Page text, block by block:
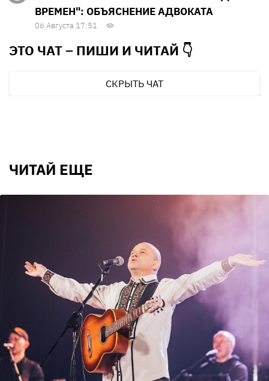
ВРЕМЕН": ОБЪЯСНЕНИЕ АДВОКАТА
06 Августа 17:51
ЭТО ЧАТ – ПИШИ И ЧИТАЙ 👇
СКРЫТЬ ЧАТ
ЧИТАЙ ЕЩЕ